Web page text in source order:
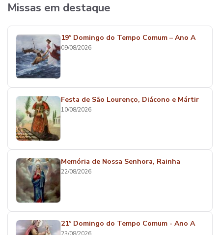
Missas em destaque
19º Domingo do Tempo Comum – Ano A
09/08/2026
Festa de São Lourenço, Diácono e Mártir
10/08/2026
Memória de Nossa Senhora, Rainha
22/08/2026
21º Domingo do Tempo Comum - Ano A